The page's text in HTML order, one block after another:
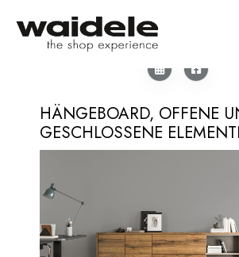
HÄNGEBOARD, OFFENE
GESCHLOSSENE